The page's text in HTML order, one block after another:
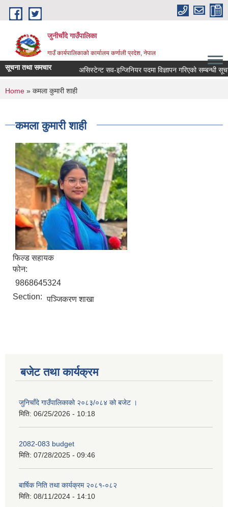
Skip to main content
जुनीचाँदे गाउँपालिका
गाउँ कार्यपालिकाको कार्यालय कर्णाली प्रदेश, नेपाल
सूचना तथा समचार असिस्टेन्ट सव-इन्जिनियर पदमा विज्ञापन गरिएको सम्बन्धी सूचना
You are here
Home » कमला कुमारी शाही
कमला कुमारी शाही
फिल्ड सहायक
फोन:
9868645324
Section: पञ्‍जिकरण शाखा
बजेट तथा कार्यक्रम
जुनिचाँदे गाउँपालिकाको २०८३/०८४ को बजेट ।
मिति: 06/25/2026 - 10:18
2082-083 budget
मिति: 07/28/2025 - 09:46
बार्षिक निति तथा कार्यक्रम २०८१-०८२
मिति: 08/11/2024 - 14:10